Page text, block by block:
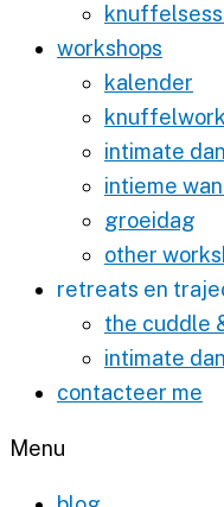
workshops
kalender
intimate
intieme
groeidag
other
retreats en
the cuddle
intimate
contacteer me
Menu